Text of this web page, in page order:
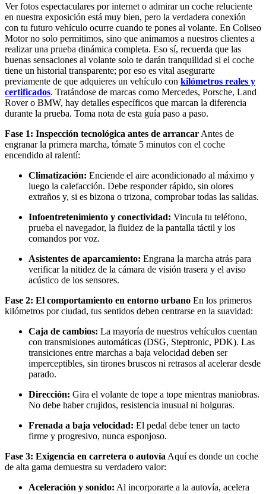
Ver fotos espectaculares por internet o admirar un coche reluciente
en nuestra exposición está muy bien, pero la verdadera conexión
con tu futuro vehículo ocurre cuando te pones al volante. En Coliseo
Motor no solo permitimos, sino que animamos a nuestros clientes a
realizar una prueba dinámica completa. Eso sí, recuerda que las
buenas sensaciones al volante solo te darán tranquilidad si el coche
tiene un historial transparente; por eso es vital asegurarte
previamente de que adquieres un vehículo con kilómetros reales y
certificados. Tratándose de marcas como Mercedes, Porsche, Land
Rover o BMW, hay detalles específicos que marcan la diferencia
durante la prueba. Toma nota de esta guía paso a paso.
Fase 1: Inspección tecnológica antes de arrancar Antes de
engranar la primera marcha, tómate 5 minutos con el coche
encendido al ralentí:
Climatización: Enciende el aire acondicionado al máximo y
luego la calefacción. Debe responder rápido, sin olores
extraños y, si es bizona o trizona, comprobar todas las salidas.
Infoentretenimiento y conectividad: Vincula tu teléfono,
prueba el navegador, la fluidez de la pantalla táctil y los
comandos por voz.
Asistentes de aparcamiento: Engrana la marcha atrás para
verificar la nitidez de la cámara de visión trasera y el aviso
acústico de los sensores.
Fase 2: El comportamiento en entorno urbano En los primeros
kilómetros por ciudad, tus sentidos deben centrarse en la suavidad:
Caja de cambios: La mayoría de nuestros vehículos cuentan
con transmisiones automáticas (DSG, Steptronic, PDK). Las
transiciones entre marchas a baja velocidad deben ser
imperceptibles, sin tirones bruscos ni retrasos al acelerar desde
parado.
Dirección: Gira el volante de tope a tope mientras maniobras.
No debe haber crujidos, resistencia inusual ni holguras.
Frenada a baja velocidad: El pedal debe tener un tacto
firme y progresivo, nunca esponjoso.
Fase 3: Exigencia en carretera o autovía Aquí es donde un coche
de alta gama demuestra su verdadero valor:
Aceleración y sonido: Al incorporarte a la autovía, acelera